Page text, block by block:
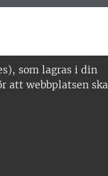
som lagras i din
att webbplatsen ska